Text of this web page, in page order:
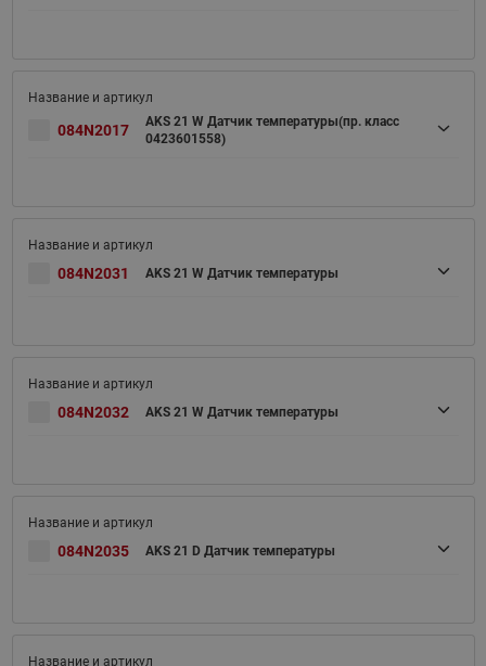
084N2017
AKS 21 W Датчик температуры(пр. класс
0423601558)
084N2031 AKS 21 W Датчик температуры
084N2032 AKS 21 W Датчик температуры
084N2035 AKS 21 D Датчик температуры